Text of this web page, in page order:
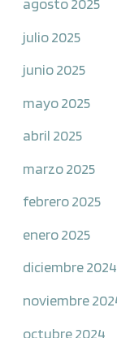
julio 2025
junio 2025
mayo 2025
abril 2025
marzo 2025
febrero 2025
enero 2025
diciembre 2024
noviembre
octubre 2024